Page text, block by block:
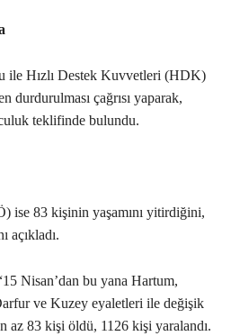
ile Hızlı Destek Kuvvetleri (HDK)
durdurulması çağrısı yaparak,
teklifinde bulundu.
ise 83 kişinin yaşamını yitirdiğini,
açıkladı.
Nisan’dan bu yana Hartum,
ve Kuzey eyaletleri ile değişik
az 83 kişi öldü, 1126 kişi yaralandı.